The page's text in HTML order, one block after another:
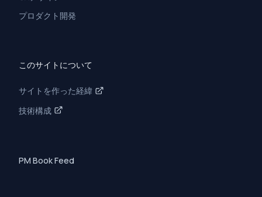
プロダクト開発
このサイトについて
サイトを作った経緯
技術構成
PM Book Feed